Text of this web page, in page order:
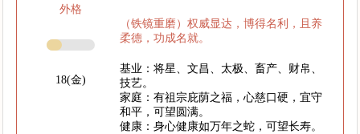
外格
18(金)
（铁镜重磨）权威显达，博得名利，且养
柔德，功成名就。
基业：将星、文昌、太极、畜产、财帛、
技艺。
家庭：有祖宗庇荫之福，心慈口硬，宜守
和平，可望圆满。
健康：身心健康如万年之蛇，可望长寿。